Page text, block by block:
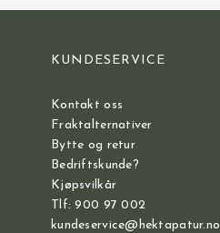
KUNDESERVICE
Kontakt oss
Fraktalternativer
Bytte og retur
Bedriftskunde?
Kjøpsvilkår
Tlf: 900 97 002
kundeservice@hektapatur.no